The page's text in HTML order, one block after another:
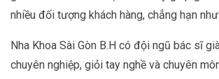
nhiều đối tượng khách hàng, chẳng hạn
Nha Khoa Sài Gòn B.H có đội ngũ bác sĩ
chuyên nghiệp, giỏi tay nghề và chuyên